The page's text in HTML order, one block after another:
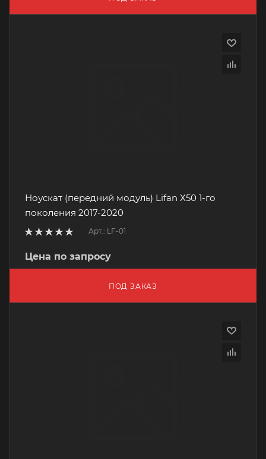
Ноускат (передний модуль) Lifan Х50 1-го
поколения 2017-2020
Арт.: LF-01
Цена по запросу
ПОД ЗАКАЗ